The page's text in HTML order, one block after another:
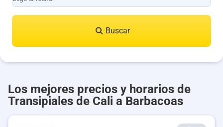
Buscar
Los mejores precios y horarios de
Transipiales de Cali a Barbacoas